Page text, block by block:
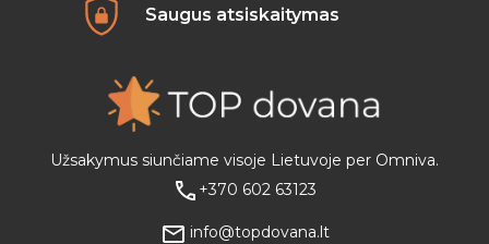
Saugus atsiskaitymas
Užsakymus siunčiame visoje Lietuvoje per Omniva.
+370 602 63123
info@topdovana.lt